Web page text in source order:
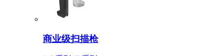
商业级扫描枪